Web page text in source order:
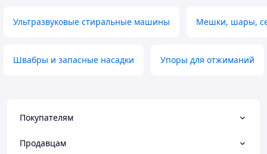
Ультразвуковые стиральные машины Мешки, шары,
Швабры и запасные насадки Упоры для отжиманий
Покупателям
Продавцам